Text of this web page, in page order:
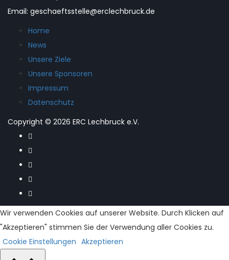
Email: geschaeftsstelle@erclechbruck.de
Home
News
Unsere Ziele
Unsere Sponsoren
Impressum
Datenschutz
Copyright © 2026 ERC Lechbruck e.V.
Wir verwenden Cookies auf unserer Website. Durch Klicken auf
"Akzeptieren" stimmen Sie der Verwendung aller Cookies zu.
Cookie Einstellungen Akzeptieren